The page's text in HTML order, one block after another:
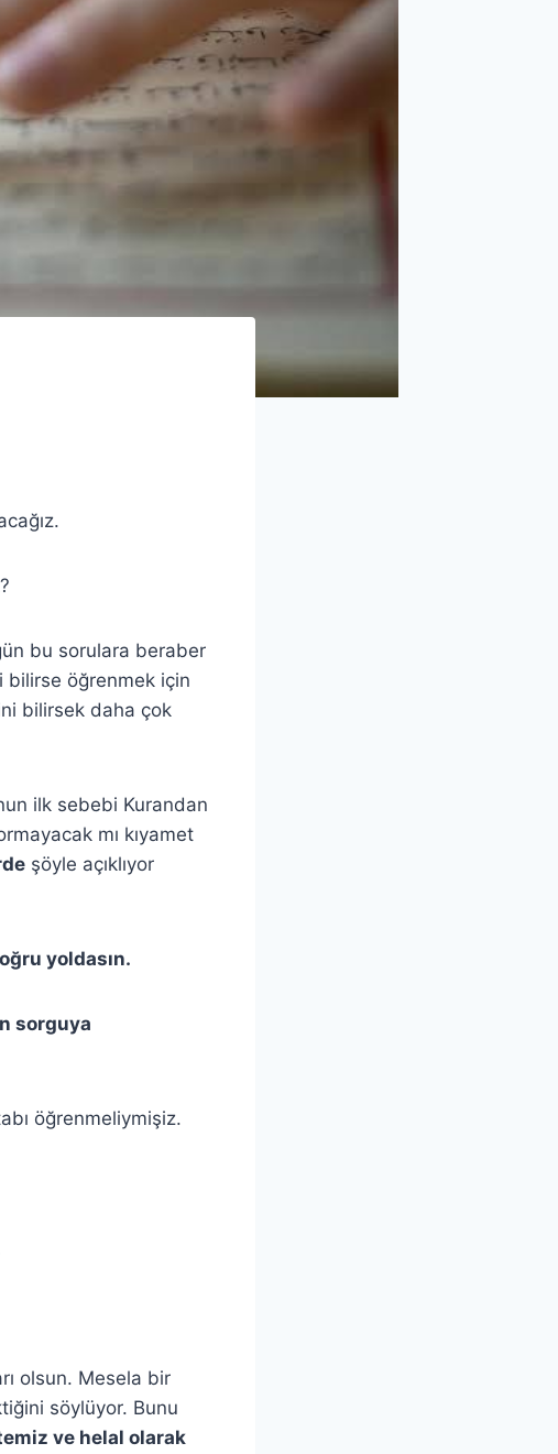
bu sorulara beraber
bilirse öğrenmek için
bilirsek daha çok
ilk sebebi Kurandan
mı kıyamet
şöyle açıklıyor
yoldasın.
sorguya
öğrenmeliymişiz.
olsun. Mesela bir
söylüyor. Bunu
ve helal olarak